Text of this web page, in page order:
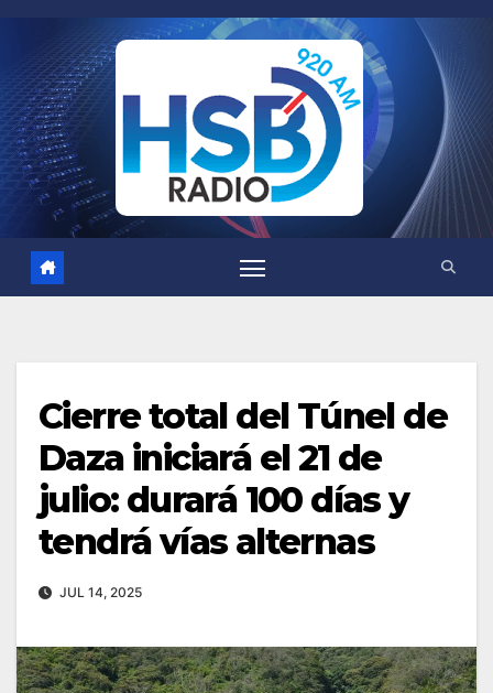
Cierre total del Túnel de
Daza iniciará el 21 de
julio: durará 100 días y
tendrá vías alternas
JUL 14, 2025